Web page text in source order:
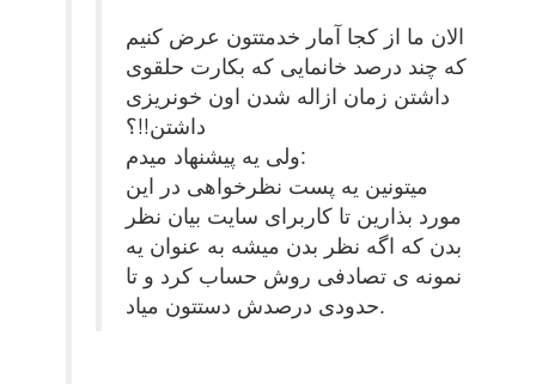
الان ما از کجا آمار خدمتتون عرض کنیم
که چند درصد خانمایی که بکارت حلقوی
داشتن زمان ازاله شدن اون خونریزی
داشتن!!؟
ولی یه پیشنهاد میدم:
میتونین یه پست نظرخواهی در این
مورد بذارین تا کاربرای سایت بیان نظر
بدن که اگه نظر بدن میشه به عنوان یه
نمونه ی تصادفی روش حساب کرد و تا
حدودی درصدش دستتون میاد.